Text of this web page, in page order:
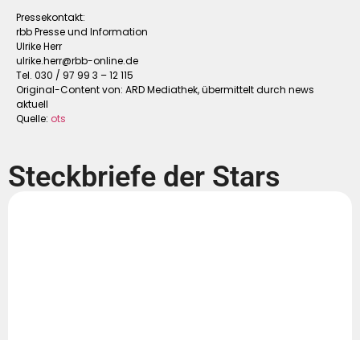
Pressekontakt:
rbb Presse und Information
Ulrike Herr
ulrike.herr@rbb-online.de
Tel. 030 / 97 99 3 – 12 115
Original-Content von: ARD Mediathek, übermittelt durch news
aktuell
Quelle: ots
Steckbriefe der Stars